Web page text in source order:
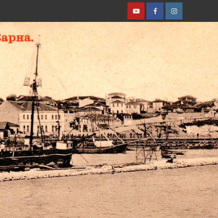
YouTubeFacebookInstagram